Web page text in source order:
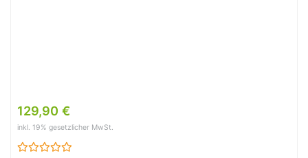
129,90 €
inkl. 19% gesetzlicher MwSt.